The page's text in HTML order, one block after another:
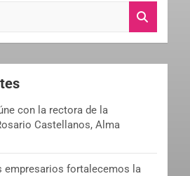
con la rectora de la
Castellanos, Alma
empresarios fortalecemos la